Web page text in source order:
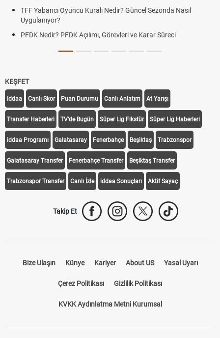
TFF Yabancı Oyuncu Kuralı Nedir? Güncel Sezonda Nasıl
Uygulanıyor?
PFDK Nedir? PFDK Açılımı, Görevleri ve Karar Süreci
KEŞFET
iddaa Canlı Skor Puan Durumu Canlı Anlatım At Yarışı
Transfer Haberleri TV'de Bugün Süper Lig Fikstür Süper Lig Haberleri
iddaa Programı Galatasaray Fenerbahçe Beşiktaş Trabzonspor
Galatasaray Transfer Fenerbahçe Transfer Beşiktaş Transfer
Trabzonspor Transfer Canlı İzle iddaa Sonuçları Aktif Sayaç
Takip Et
Bize Ulaşın Künye Kariyer About US Yasal Uyarı
Çerez Politikası Gizlilik Politikası
KVKK Aydınlatma Metni Kurumsal